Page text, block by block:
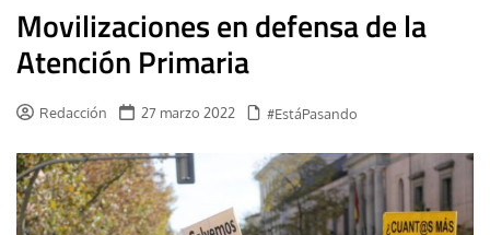
Movilizaciones en defensa de la
Atención Primaria
Redacción 27 marzo 2022 #EstáPasando